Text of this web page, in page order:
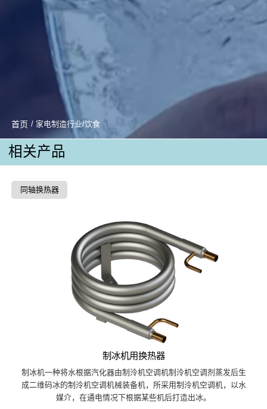
首页 / 家电制造行业/饮食
相关产品
同轴换热器
制冰机用换热器
制冰机一种将水根据汽化器由制泠机空调机制泠机空调剂蒸发后生
成二维码冰的制泠机空调机械装备机，所采用制泠机空调机，以水
媒介，在通电情况下根据某些机后打造出冰。